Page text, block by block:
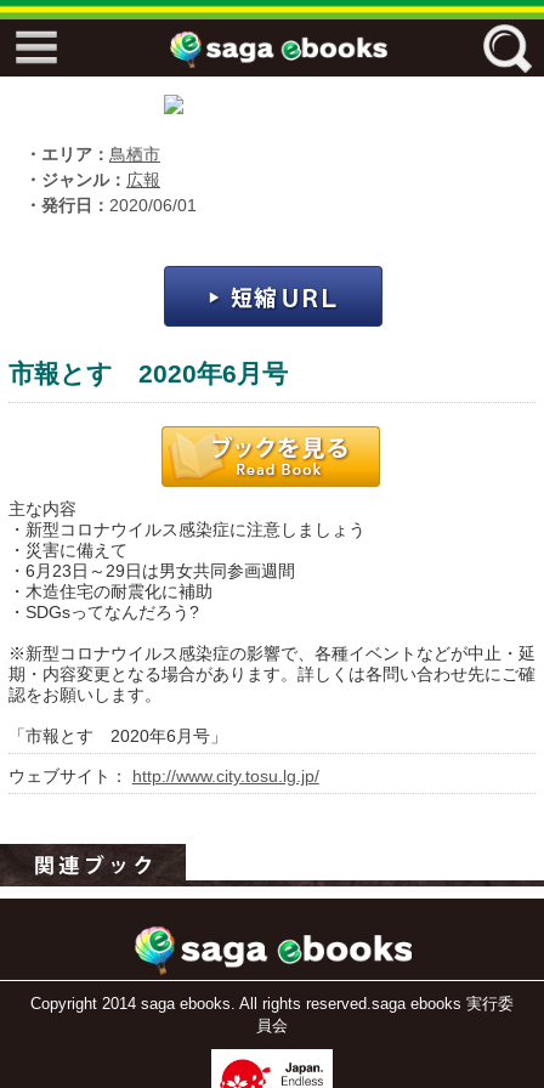
エリア
キーワード
佐賀ワード
・エリア： 鳥栖市
・ジャンル： 広報
・発行日： 2020/06/01
市報とす 2020年6月号
主な内容
・新型コロナウイルス感染症に注意しましょう
・災害に備えて
・6月23日～29日は男女共同参画週間
・木造住宅の耐震化に補助
・SDGsってなんだろう?
※新型コロナウイルス感染症の影響で、各種イベントなどが中止・延
期・内容変更となる場合があります。詳しくは各問い合わせ先にご確
認をお願いします。
「市報とす 2020年6月号」
ウェブサイト： http://www.city.tosu.lg.jp/
Copyright 2014 saga ebooks. All rights reserved.saga ebooks 実行委
員会
↓↓ ebooks専用本棚 ↓↓
saga ebooksとは
運営会社
よくある質問